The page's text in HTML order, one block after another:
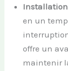
en un
offre un
maintenir